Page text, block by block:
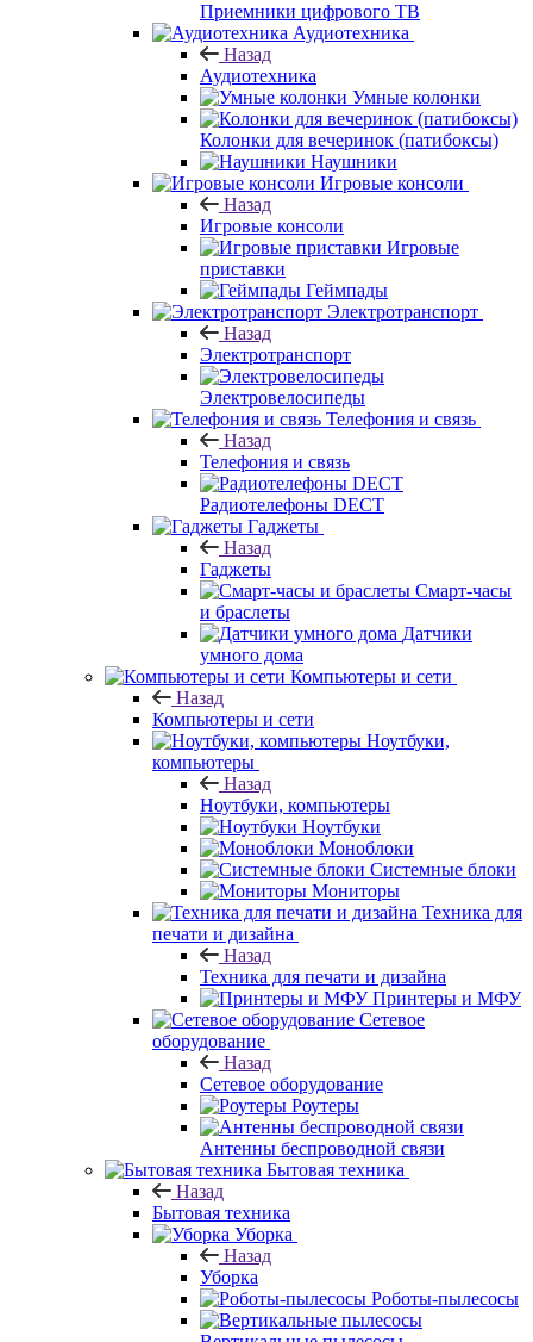
Приемники цифрового ТВ
Аудиотехника
Назад
Аудиотехника
Умные колонки
Колонки для вечеринок (патибоксы)
Наушники
Игровые консоли
Назад
Игровые консоли
Игровые
приставки
Геймпады
Электротранспорт
Назад
Электротранспорт
Электровелосипеды
Телефония и связь
Назад
Телефония и связь
Радиотелефоны DECT
Гаджеты
Назад
Гаджеты
Смарт-часы
и браслеты
Датчики
умного дома
Компьютеры и сети
Назад
Компьютеры и сети
Ноутбуки,
компьютеры
Назад
Ноутбуки, компьютеры
Ноутбуки
Моноблоки
Системные блоки
Мониторы
Техника для
печати и дизайна
Назад
Техника для печати и дизайна
Принтеры и МФУ
Сетевое
оборудование
Назад
Сетевое оборудование
Роутеры
Антенны беспроводной связи
Бытовая техника
Назад
Бытовая техника
Уборка
Назад
Уборка
Роботы-пылесосы